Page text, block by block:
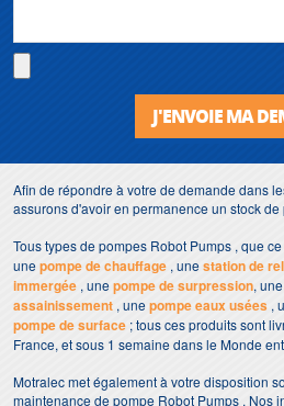
J'ENVOIE MA
Afin de répondre à votre de demande dans
assurons d'avoir en permanence un stock
Tous types de pompes Robot Pumps , que
unepompe de chauffage , unestation de
immergée , unepompe de surpression, une
assainissement , unepompe eaux usées ,
pompe de surface ; tous ces produits sont
France, et sous 1 semaine dans le Monde
Motralec met également à votre disposition
maintenance de pompe Robot Pumps . Nos